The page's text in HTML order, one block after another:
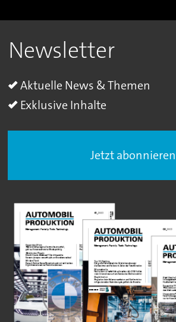
Newsletter
Aktuelle News & Themen
Exklusive Inhalte
Jetzt abonnieren